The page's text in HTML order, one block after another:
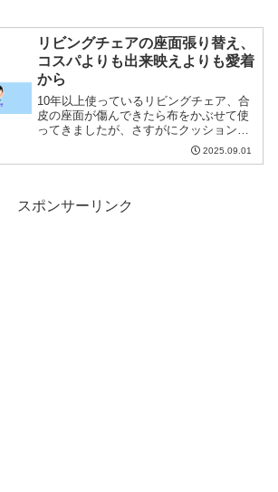
リビングチェアの座面張り替え、
コスパよりも出来映えよりも愛着
から
10年以上使っているリビングチェア、合
皮の座面が傷んできたら布をかぶせて使
ってきましたが、さすがにクッションが
へたってきています。3脚分の材料や道具
を通販で購入して2025年の夏休みに張り
2025.09.01
スポンサーリンク